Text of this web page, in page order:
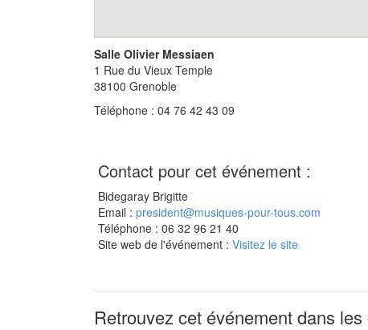
Salle Olivier Messiaen
1 Rue du Vieux Temple
38100 Grenoble
Téléphone : 04 76 42 43 09
Contact pour cet événement :
Bidegaray Brigitte
Email : president@musiques-pour-tous.com
Téléphone : 06 32 96 21 40
Site web de l'événement : Visitez le site
Retrouvez cet événement dans